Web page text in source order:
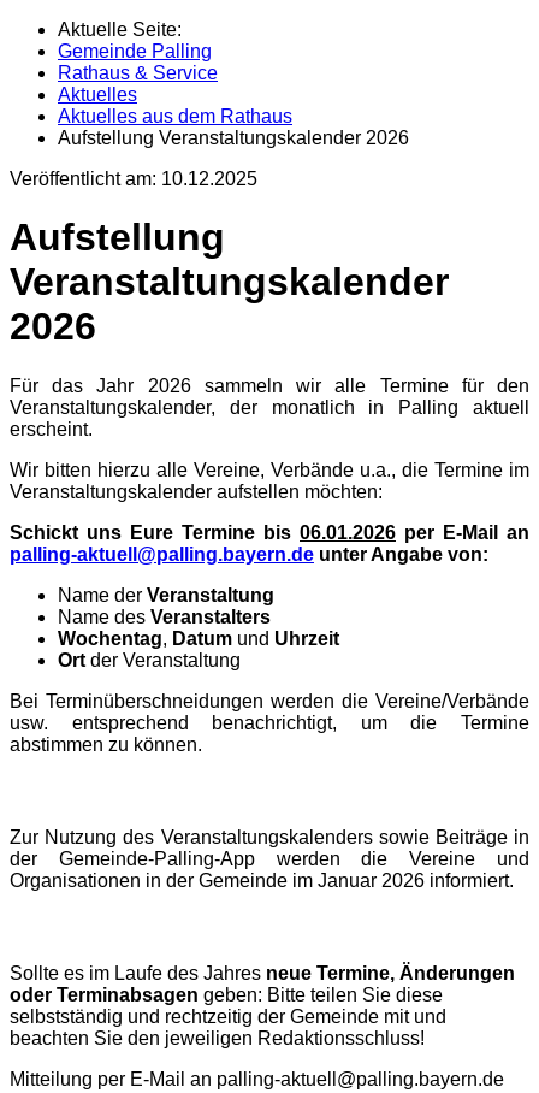
Aktuelle Seite:
Gemeinde Palling
Rathaus & Service
Aktuelles
Aktuelles aus dem Rathaus
Aufstellung Veranstaltungskalender 2026
Veröffentlicht am: 10.12.2025
Aufstellung
Veranstaltungskalender
2026
Für das Jahr 2026 sammeln wir alle Termine für den
Veranstaltungskalender, der monatlich in Palling aktuell
erscheint.
Wir bitten hierzu alle Vereine, Verbände u.a., die Termine im
Veranstaltungskalender aufstellen möchten:
Schickt uns Eure Termine bis 06.01.2026 per E-Mail an
palling-aktuell@palling.bayern.de unter Angabe von:
Name der Veranstaltung
Name des Veranstalters
Wochentag, Datum und Uhrzeit
Ort der Veranstaltung
Bei Terminüberschneidungen werden die Vereine/Verbände
usw. entsprechend benachrichtigt, um die Termine
abstimmen zu können.
Zur Nutzung des Veranstaltungskalenders sowie Beiträge in
der Gemeinde-Palling-App werden die Vereine und
Organisationen in der Gemeinde im Januar 2026 informiert.
Sollte es im Laufe des Jahres neue Termine, Änderungen
oder Terminabsagen geben: Bitte teilen Sie diese
selbstständig und rechtzeitig der Gemeinde mit und
beachten Sie den jeweiligen Redaktionsschluss!
Mitteilung per E-Mail an palling-aktuell@palling.bayern.de